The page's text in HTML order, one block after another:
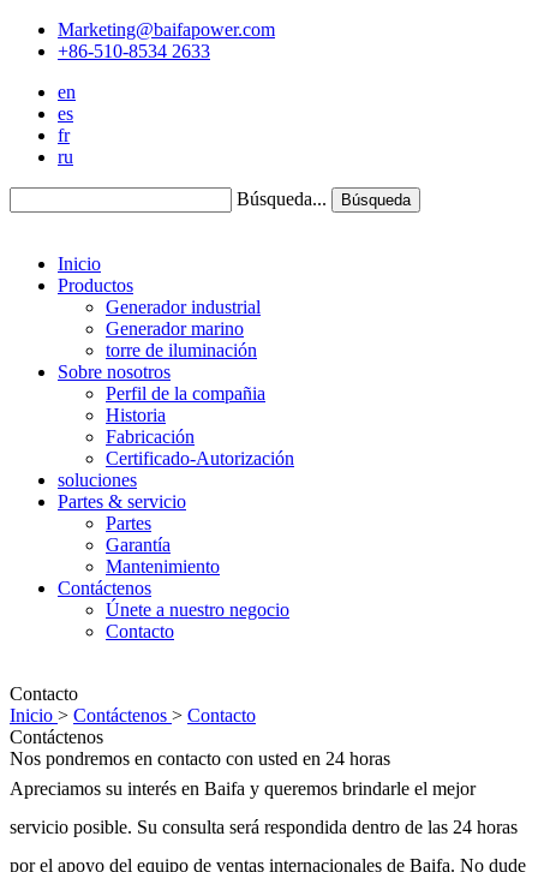
Marketing@baifapower.com
+86-510-8534 2633
en
es
fr
ru
Búsqueda... Búsqueda
Inicio
Productos
Generador industrial
Generador marino
torre de iluminación
Sobre nosotros
Perfil de la compañia
Historia
Fabricación
Certificado-Autorización
soluciones
Partes & servicio
Partes
Garantía
Mantenimiento
Contáctenos
Únete a nuestro negocio
Contacto
Contacto
Inicio > Contáctenos > Contacto
Contáctenos
Nos pondremos en contacto con usted en 24 horas
Apreciamos su interés en Baifa y queremos brindarle el mejor
servicio posible. Su consulta será respondida dentro de las 24 horas
por el apoyo del equipo de ventas internacionales de Baifa. No dude